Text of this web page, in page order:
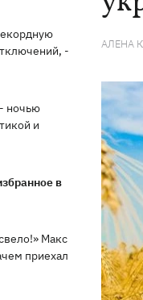
-
ночью
и
в
Макс
приехал
АЛЕНА